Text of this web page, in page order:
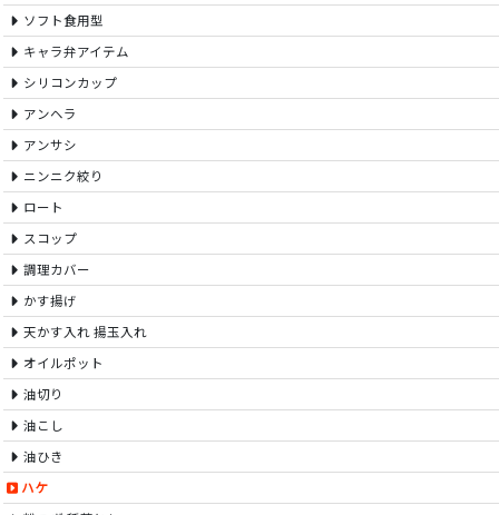
ソフト食用型
キャラ弁アイテム
シリコンカップ
アンヘラ
アンサシ
ニンニク絞り
ロート
スコップ
調理カバー
かす揚げ
天かす入れ 揚玉入れ
オイルポット
油切り
油こし
油ひき
ハケ